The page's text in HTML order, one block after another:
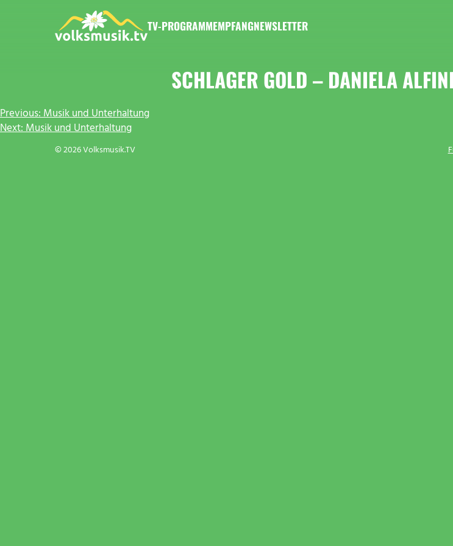
TV-PROGRAMMEMPFANGNEWSLETTER
SCHLAGER GOLD – DANIELA
BEITRAGSNAVIGATION
Previous:Musik und Unterhaltung
Next:Musik und Unterhaltung
© 2026 Volksmusik.TV